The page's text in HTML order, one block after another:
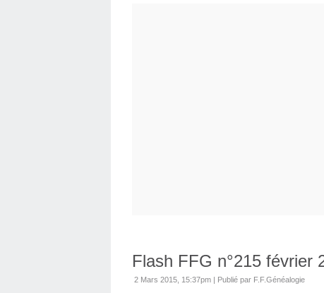
Flash FFG n°215 février
2 Mars 2015, 15:37pm | Publié par F.F.Généalogie